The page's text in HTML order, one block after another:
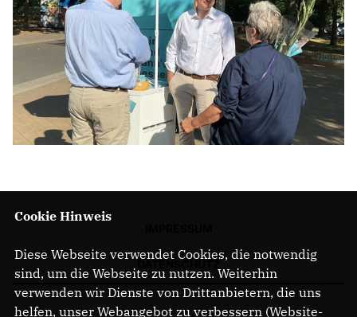
Cookie Hinweis
Diese Webseite verwendet Cookies, die notwendig
sind, um die Webseite zu nutzen. Weiterhin
verwenden wir Dienste von Drittanbietern, die uns
helfen, unser Webangebot zu verbessern (Website-